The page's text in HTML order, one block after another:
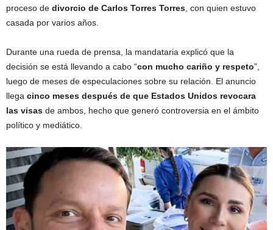
proceso de divorcio de Carlos Torres Torres, con quien estuvo
casada por varios años.
Durante una rueda de prensa, la mandataria explicó que la
decisión se está llevando a cabo “con mucho cariño y respeto”,
luego de meses de especulaciones sobre su relación. El anuncio
llega cinco meses después de que Estados Unidos revocara
las visas de ambos, hecho que generó controversia en el ámbito
político y mediático.